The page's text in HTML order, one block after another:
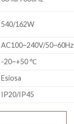
540/162W
AC100~240V/50~60Hz
-20~+50 ℃
Esiosa
IP20/IP45